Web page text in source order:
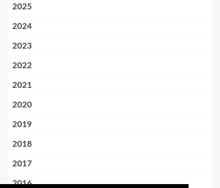
2025
2024
2023
2022
2021
2020
2019
2018
2017
2016